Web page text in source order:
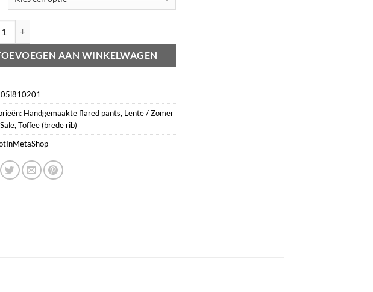
AAN WINKELWAGEN
Handgemaakte flared pants, Lente / Zomer
Sale, Toffee (brede rib)